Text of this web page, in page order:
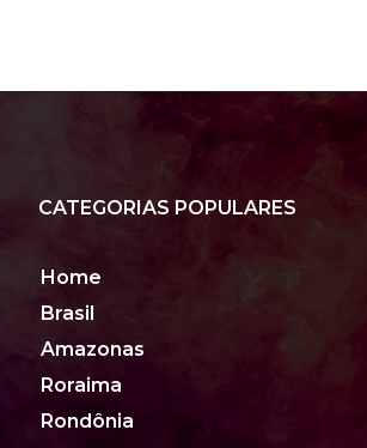
CATEGORIAS POPULARES
Home
Brasil
Amazonas
Roraima
Rondônia